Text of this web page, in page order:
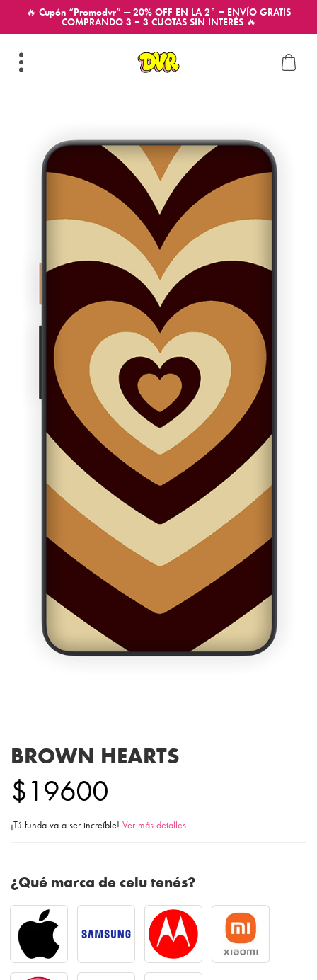
🔥 Cupón “Promodvr” — 20% OFF EN LA 2° + ENVÍO GRATIS
COMPRANDO 3 + 3 CUOTAS SIN INTERÉS 🔥
BROWN HEARTS
$19600
¡Tú funda va a ser increíble! Ver más detalles
¿Qué marca de celu tenés?